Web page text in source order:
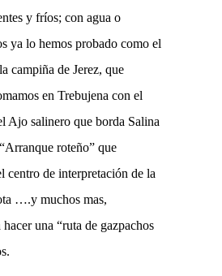
y fríos; con agua o
ya lo hemos probado como el
campiña de Jerez, que
en Trebujena con el
Ajo salinero que borda Salina
roteño” que
centro de interpretación de la
….y muchos mas,
una “ruta de gazpachos